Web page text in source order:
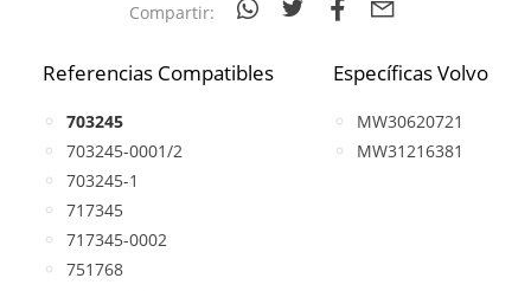
Compartir:
Referencias Compatibles
703245
703245-0001/2
703245-1
717345
717345-0002
751768
Específicas Volvo
MW30620721
MW31216381